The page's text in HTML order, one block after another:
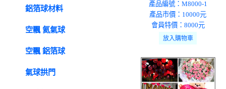
鋁箔球材料
空飄 氦氣球
空飄 鋁箔球
氣球拱門
產品編號：M8000-1
產品市價：10000元
會員特價：8000元